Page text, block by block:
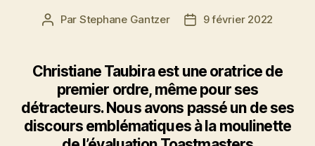
Par Stephane Gantzer 9 février 2022
Christiane Taubira est une oratrice de
premier ordre, même pour ses
détracteurs. Nous avons passé un de ses
discours emblématiques à la moulinette